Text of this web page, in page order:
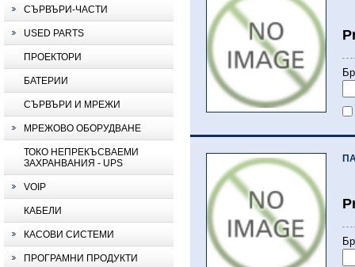
СЪРВЪРИ-ЧАСТИ
USED PARTS
ПРОЕКТОРИ
БАТЕРИИ
СЪРВЪРИ И МРЕЖИ
МРЕЖОВО ОБОРУДВАНЕ
ТОКО НЕПРЕКЪСВАЕМИ
ЗАХРАНВАНИЯ - UPS
VOIP
КАБЕЛИ
КАСОВИ СИСТЕМИ
ПРОГРАМНИ ПРОДУКТИ